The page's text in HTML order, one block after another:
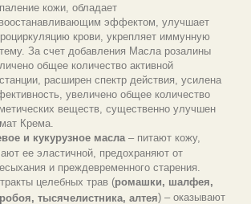
кожи, обладает
эффектом, улучшает
крови, укрепляет иммунную
За счет добавления Масла розалины
общее количество активной
расширен спектр действия, усилена
увеличено общее количество
веществ, существенно улучшен
Крема.
и кукурузное масла– питают кожу,
ее эластичной, предохраняют от
и преждевременного старения.
целебных трав (ромашки, шалфея,
тысячелистника, алтея) – оказывают